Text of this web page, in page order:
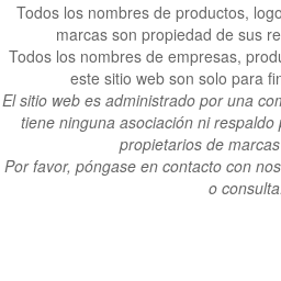
Todos los nombres de productos,
marcas son propiedad de sus
Todos los nombres de empresas,
este sitio web son solo para
El sitio web es administrado por una
tiene ninguna asociación ni
propietarios de
Por favor, póngase en contacto con
o consulta.